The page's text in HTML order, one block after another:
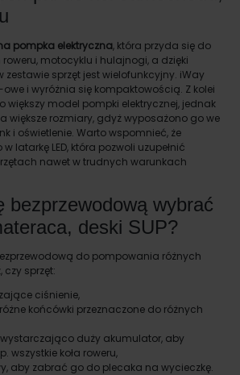
pompka elektryczna, która przyda się do
motocyklu i hulajnogi, a dzięki
zestawie sprzęt jest wielofunkcyjny. iWay
owe i wyróżnia się kompaktowością. Z kolei
większy model pompki elektrycznej, jednak
większe rozmiary, gdyż wyposażono go we
i oświetlenie. Warto wspomnieć, że
latarkę LED, która pozwoli uzupełnić
nawet w trudnych warunkach
bezprzewodową wybrać
deski SUP?
do pompowania różnych
sprzęt:
ciśnienie,
końcówki przeznaczone do różnych
duży akumulator, aby
wszystkie koła roweru,
aby zabrać go do plecaka na wycieczkę.